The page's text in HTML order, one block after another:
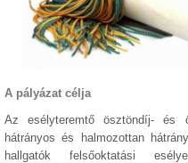
A pályázat célja
Az esélyteremtő ösztöndíj- és
hátrányos és halmozottan
hallgatók felsőoktatási